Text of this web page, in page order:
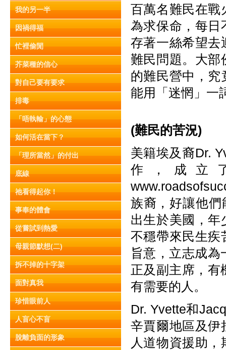
我的另一半
因禍得福
忙裡偷閒
芥菜種的信心
對自己要有要求
排毒
「唔執輸」的心態
如何活在當下？
「理所當然」的付出
底線
祂看得起你！
事奉的體會
從嘗試到熱愛
母親節默想(二)
拆不掉的十字架
面對真我
珍惜眼前人
人盲心不盲
脫離負面的形象
百萬名難民在戰
為求保命，每日
存著一絲希望去
難民問題。大部
的難民營中，究
能用「迷惘」一
(難民的苦況)
美籍埃及裔Dr.
作，成立
族裔，好讓他
出生於美國，年
不穩帶來民生疾
旨意，立志成
正及副主席，有
有需要的人。
Dr. Yvette和
辛賈爾地區及伊
人道物資援助